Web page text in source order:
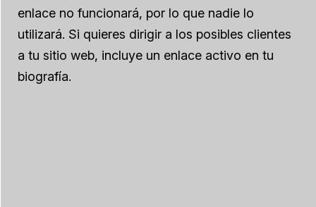
enlace no funcionará, por lo que nadie lo
utilizará. Si quieres dirigir a los posibles clientes
a tu sitio web, incluye un enlace activo en tu
biografía.